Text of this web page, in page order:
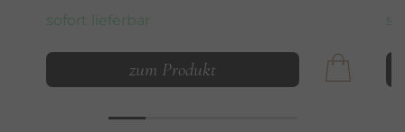
sofort lieferbar
zum Produkt